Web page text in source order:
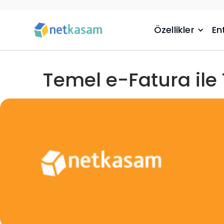
Özellikler
Temel e-Fatura ile